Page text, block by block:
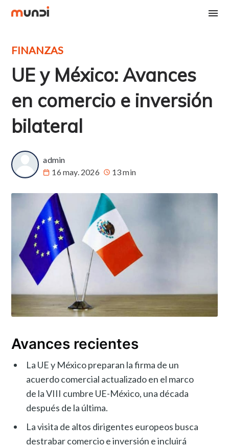
FINANZAS
UE y México: Avances
en comercio e inversión
bilateral
admin
16 may. 2026
13 min
Avances recientes
La UE y México preparan la firma de un
acuerdo comercial actualizado en el marco
de la VIII cumbre UE-México, una década
después de la última.
La visita de altos dirigentes europeos busca
destrabar comercio e inversión e incluirá